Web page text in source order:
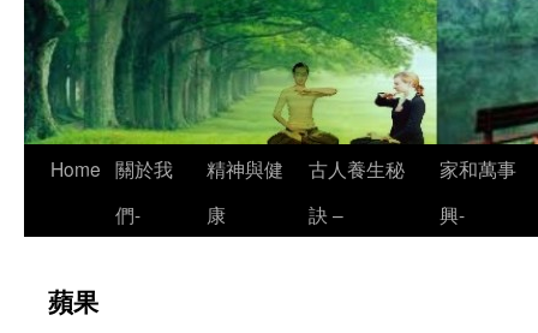
Skip
Home 關於我
們-
精神與健
康
古人養生秘
訣 –
家和萬事
興-
蘋果